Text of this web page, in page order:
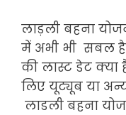
लाड़ली बहना
में अभी भी सबल
की लास्ट डेट
लिए यूट्यूब या
लाडली बहना